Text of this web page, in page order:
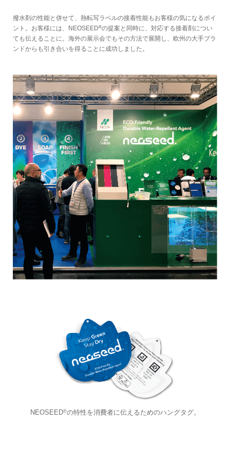
撥水剤の性能と併せて、熱転写ラベルの接着性能もお客様の気になるポイ
ント。お客様には、NEOSEED®の提案と同時に、対応する接着剤につい
ても伝えることに。海外の展示会でもその方法で展開し、欧州の大手ブラ
ンドからも引き合いを得ることに成功しました。
NEOSEED®の特性を消費者に伝えるためのハングタグ。